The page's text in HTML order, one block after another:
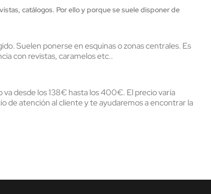
catálogos. Por ello y porque se suele disponer de
Suelen ponerse en esquinas o zonas centrales. Es
con revistas, caramelos etc..
desde los 138€ hasta los 400€. El precio varía
de atención al cliente y te ayudaremos a encontrar la